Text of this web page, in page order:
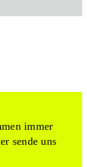
immer
sende uns